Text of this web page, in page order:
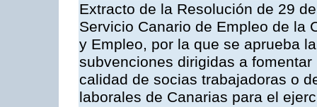
Extracto de la Resolución de 29
Servicio Canario de Empleo de la
y Empleo, por la que se aprueba
subvenciones dirigidas a
calidad de socias trabajadoras o
laborales de Canarias para el